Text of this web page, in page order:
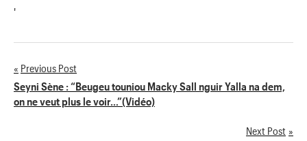
'
Navigation
de
Previous Post
Seyni Sène : “Beugeu touniou Macky Sall nguir Yalla na dem,
on ne veut plus le voir…”(Vidéo)
Next Post